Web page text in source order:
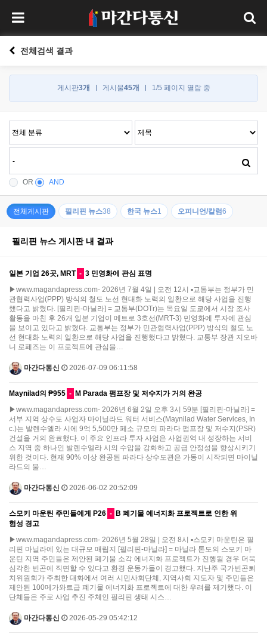
전체검색 결과
게시판3개 게시물45개 1/5 페이지 열람 중
OR AND
전체게시판 필리핀 뉴스38 한국 뉴스1 오피니언/칼럼6
필리핀 뉴스 게시판 내 결과
일본 기업 26곳, MRT - 3 민영화에 관심 표명
▶www.magandapress.com- 2026년 7월 4일 | 오전 12시 ▪교통부는 정부가 민
관협력사업(PPP) 방식의 철도 노선 현대화 노력의 일환으로 해당 사업을 진행
했다고 밝혔다. [필리핀-마닐라] = 교통부(DOTr)는 목요일 도쿄에서 시장 조사
활동을 마친 후 26개 일본 기업이 메트로 3호선(MRT-3) 민영화에 투자에 관심
을 보이고 있다고 밝혔다. 교통부는 정부가 민관협력사업(PPP) 방식의 철도 노
선 현대화 노력의 일환으로 해당 사업을 진행했다고 밝혔다. 교통부 장관 지오바
니 로페즈는 이 프로젝트에 관심을…
마간다통신 2026-07-09 06:11:58
Maynilad의 ₱955 - M Parada 펌프장 및 저수지가 거의 완공
▶www.magandapress.com- 2026년 6월 2일 오후 3시 59분 [필리핀-마닐라] =
서부 지역 상수도 사업자 마이닐라드 워터 서비스(Maynilad Water Services, In
c.)는 발렌수엘라 시에 9억 5,500만 페소 규모의 파라다 펌프장 및 저수지(PSR)
건설을 거의 완료했다. 이 주요 인프라 투자 사업은 사업권역 내 성장하는 서비
스 지역 중 하나인 발렌수엘라 시의 수압을 강화하고 공급 안정성을 향상시키기
위한 것이다. 현재 90% 이상 완공된 파라다 상수도관은 가동이 시작되면 마이닐
라드의 물…
마간다통신 2026-06-02 20:52:09
스모키 마운틴 주민들에게 P26 - B 폐기물 에너지화 프로젝트로 인한 위
험성 경고
▶www.magandapress.com- 2026년 5월 28일 | 오전 8시 ▪스모키 마운틴은 필
리핀 마닐라에 있는 대규모 매립지 [필리핀-마닐라] = 마닐라 톤도의 스모키 마
운틴 지역 주민들은 제안된 폐기물 소각 에너지화 프로젝트가 진행될 경우 더욱
심각한 빈곤에 직면할 수 있다고 환경 운동가들이 경고했다. 지난주 국가빈곤퇴
치위원회가 주최한 대화에서 여러 시민사회단체, 지역사회 지도자 및 주민들은
제안된 100메가와트급 폐기물 에너지화 프로젝트에 대한 우려를 제기했다. 이
단체들은 주로 사업 추진 주체인 필리핀 생태 시스…
마간다통신 2026-05-29 05:42:12